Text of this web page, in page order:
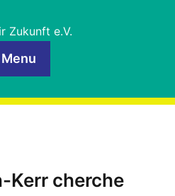
Menu
Kerr cherche